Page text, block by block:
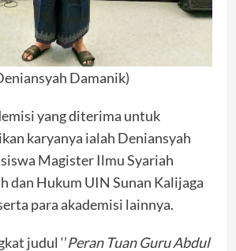
Damanik)
yang diterima untuk
karyanya ialah Deniansyah
Magister Ilmu Syariah
dan Hukum UIN Sunan Kalijaga
para akademisi lainnya.
judul ‘’Peran Tuan Guru Abdul